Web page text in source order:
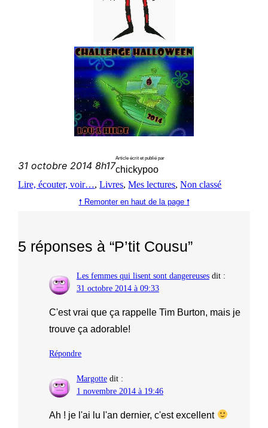
31 octobre 2014 8h17
Article écrit et publié par
chickypoo
Lire, écouter, voir…, Livres, Mes lectures, Non classé
🠕 Remonter en haut de la page 🠕
5 réponses à “P’tit Cousu”
Les femmes qui lisent sont dangereuses dit :
31 octobre 2014 à 09:33
C'est vrai que ça rappelle Tim Burton, mais je
trouve ça adorable!
Répondre
Margotte dit :
1 novembre 2014 à 19:46
Ah ! je l'ai lu l'an dernier, c'est excellent